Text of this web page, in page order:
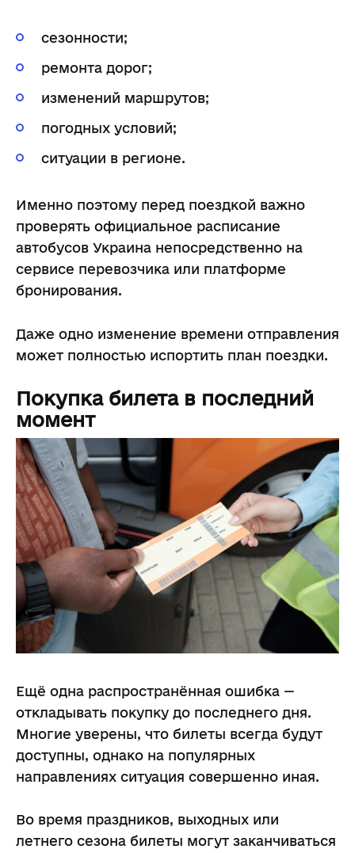
сезонности;
ремонта дорог;
изменений маршрутов;
погодных условий;
ситуации в регионе.
Именно поэтому перед поездкой важно
проверять официальное расписание
автобусов Украина непосредственно на
сервисе перевозчика или платформе
бронирования.
Даже одно изменение времени отправления
может полностью испортить план поездки.
Покупка билета в последний
момент
Ещё одна распространённая ошибка —
откладывать покупку до последнего дня.
Многие уверены, что билеты всегда будут
доступны, однако на популярных
направлениях ситуация совершенно иная.
Во время праздников, выходных или
летнего сезона билеты могут заканчиваться